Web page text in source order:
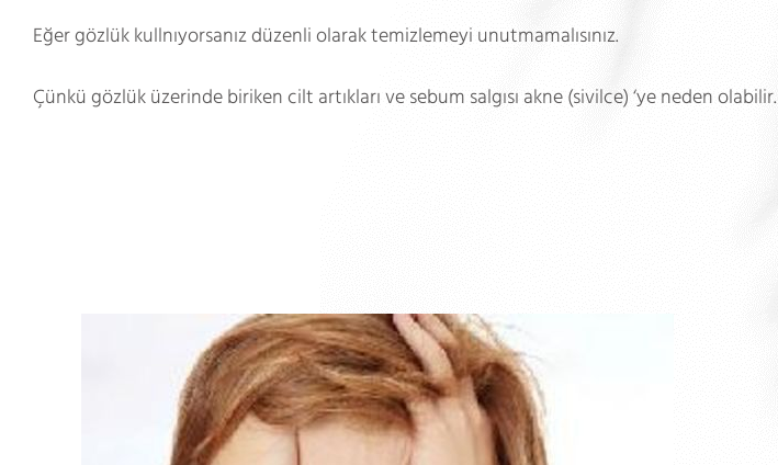
Eğer gözlük kullnıyorsanız düzenli olarak temizlemeyi unutmamalısınız.
Çünkü gözlük üzerinde biriken cilt artıkları ve sebum salgısı akne (sivilce) ‘ye neden olabilir.